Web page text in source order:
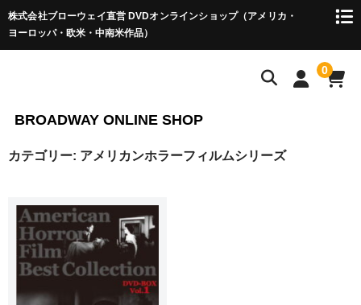
株式会社ブローウェイ直営 DVDオンラインショップ（アメリカ・
ヨーロッパ・欧米・中南米作品）
BROADWAY ONLINE SHOP
0
アメリカ（ハリウッド）作品 ▼
巨匠たちのハリウッド・シリーズ
ハリウッド傑作選
カテゴリー: アメリカンホラーフィルムシリーズ